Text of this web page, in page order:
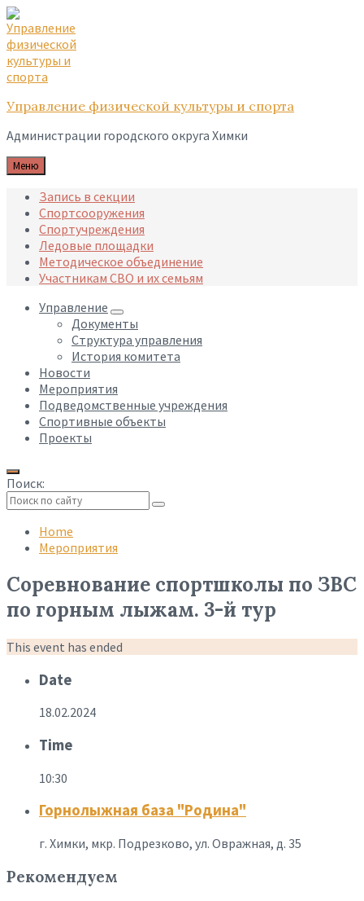
Skip
to
content
Skip
to
main
navigation
Skip
to
footer
Управление физической культуры и спорта
Администрации городского округа Химки
Меню
Запись в секции
Спортсооружения
Спортучреждения
Ледовые площадки
Методическое объединение
Участникам СВО и их семьям
Управление
Документы
Структура управления
История комитета
Новости
Мероприятия
Подведомственные учреждения
Спортивные объекты
Проекты
Поиск:
search
Home
Мероприятия
Соревнование спортшколы по ЗВС
по горным лыжам. 3-й тур
This event has ended
Date
18.02.2024
Time
10:30
Горнолыжная база "Родина"
г. Химки, мкр. Подрезково, ул. Овражная, д. 35
Рекомендуем